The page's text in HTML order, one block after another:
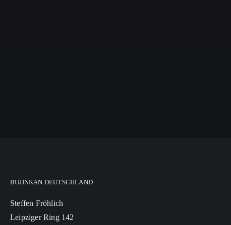
BUJINKAN DEUTSCHLAND
Steffen Fröhlich
Leipziger Ring 142